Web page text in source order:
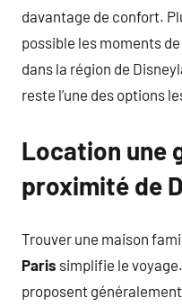
davantage de confort.
possible les moments
dans la région de
reste l’une des options
Location une
proximité de
Trouver une maison
Paris simplifie le
proposent